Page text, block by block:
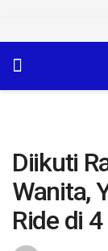
Diikuti
Wanita,
Ride di